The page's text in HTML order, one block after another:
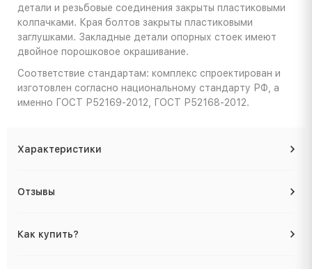
детали и резьбовые соединения закрыты пластиковыми
колпачками. Края болтов закрыты пластиковыми
заглушками. Закладные детали опорных стоек имеют
двойное порошковое окрашивание.
Соответствие стандартам: комплекс спроектирован и
изготовлен согласно национальному стандарту РФ, а
именно ГОСТ Р52169-2012, ГОСТ Р52168-2012.
Характеристики
Отзывы
Как купить?